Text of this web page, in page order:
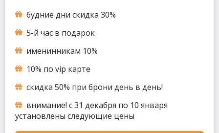
будние дни скидка 30%
5-й час в подарок
именинникам 10%
10% по vip карте
скидка 50% при брони день в день!
внимание! с 31 декабря по 10 января
установлены следующие цены